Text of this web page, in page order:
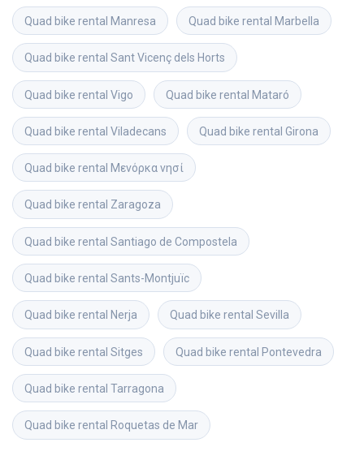
Quad bike rental Manresa Quad bike rental Marbella
Quad bike rental Sant Vicenç dels Horts
Quad bike rental Vigo Quad bike rental Mataró
Quad bike rental Viladecans Quad bike rental Girona
Quad bike rental Μενόρκα νησί
Quad bike rental Zaragoza
Quad bike rental Santiago de Compostela
Quad bike rental Sants-Montjuïc
Quad bike rental Nerja Quad bike rental Sevilla
Quad bike rental Sitges Quad bike rental Pontevedra
Quad bike rental Tarragona
Quad bike rental Roquetas de Mar